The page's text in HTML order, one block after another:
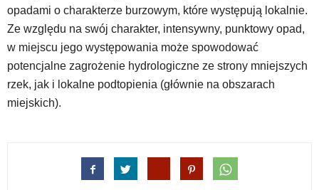
mogą
być
wyposażone
dedykowane
skróty
klawiaturowe
przyjęte
opadami o charakterze burzowym, które występują lokalnie.
Ze względu na swój charakter, intensywny, punktowy opad,
w miejscu jego występowania może spowodować
potencjalne zagrożenie hydrologiczne ze strony mniejszych
rzek, jak i lokalne podtopienia (głównie na obszarach
miejskich).